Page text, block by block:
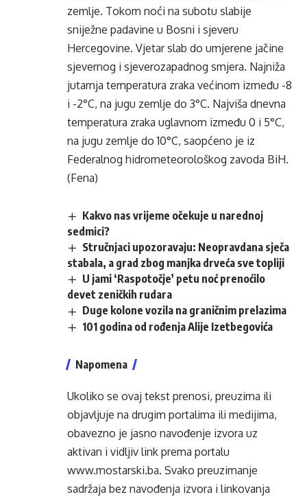
zemlje. Tokom noći na subotu slabije
sniježne padavine u Bosni i sjeveru
Hercegovine. Vjetar slab do umjerene jačine
sjevernog i sjeverozapadnog smjera. Najniža
jutarnja temperatura zraka većinom između -8
i -2°C, na jugu zemlje do 3°C. Najviša dnevna
temperatura zraka uglavnom između 0 i 5°C,
na jugu zemlje do 10°C, saopćeno je iz
Federalnog hidrometeorološkog zavoda BiH.
(Fena)
Kakvo nas vrijeme očekuje u narednoj
sedmici?
Stručnjaci upozoravaju: Neopravdana sječa
stabala, a grad zbog manjka drveća sve topliji
U jami ‘Raspotočje’ petu noć prenoćilo
devet zeničkih rudara
Duge kolone vozila na graničnim prelazima
101 godina od rođenja Alije Izetbegovića
Napomena
Ukoliko se ovaj tekst prenosi, preuzima ili
objavljuje na drugim portalima ili medijima,
obavezno je jasno navođenje izvora uz
aktivan i vidljiv link prema portalu
www.mostarski.ba. Svako preuzimanje
sadržaja bez navođenja izvora i linkovanja